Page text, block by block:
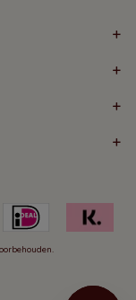
+
+
+
+